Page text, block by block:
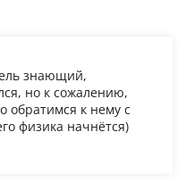
знающий,
но к сожалению,
обратимся к нему с
физика начнётся)